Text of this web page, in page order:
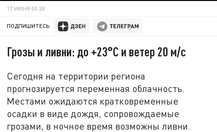
17 ИЮНЯ 00:28
ПОДПИШИТЕСЬ:
Грозы и ливни: до +23°C и ветер 20 м/с
Сегодня на территории региона
прогнозируется переменная облачность.
Местами ожидаются кратковременные
осадки в виде дождя, сопровождаемые
грозами, в ночное время возможны ливни.